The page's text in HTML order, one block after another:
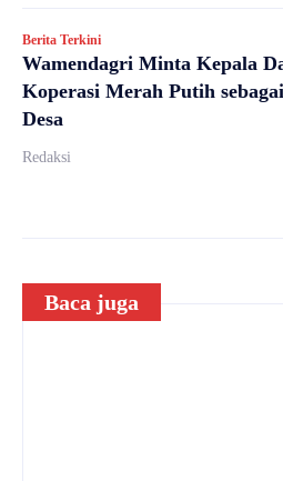
Berita Terkini
Wamendagri Minta Kepala
Koperasi Merah Putih
Desa
Redaksi
Baca juga